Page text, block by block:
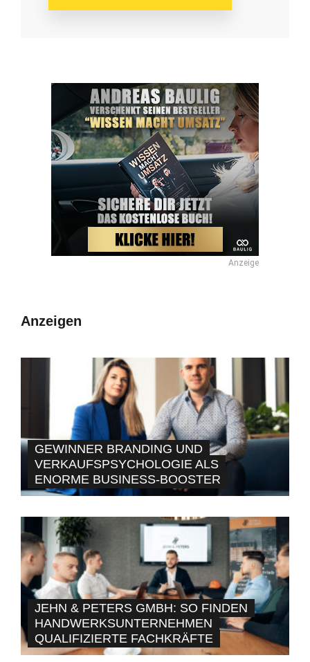
Anzeige
Anzeigen
GEWINNER BRANDING UND
VERKAUFSPSYCHOLOGIE ALS
ENORME BUSINESS-BOOSTER
JEHN & PETERS GMBH: SO FINDEN
HANDWERKSUNTERNEHMEN
QUALIFIZIERTE FACHKRÄFTE